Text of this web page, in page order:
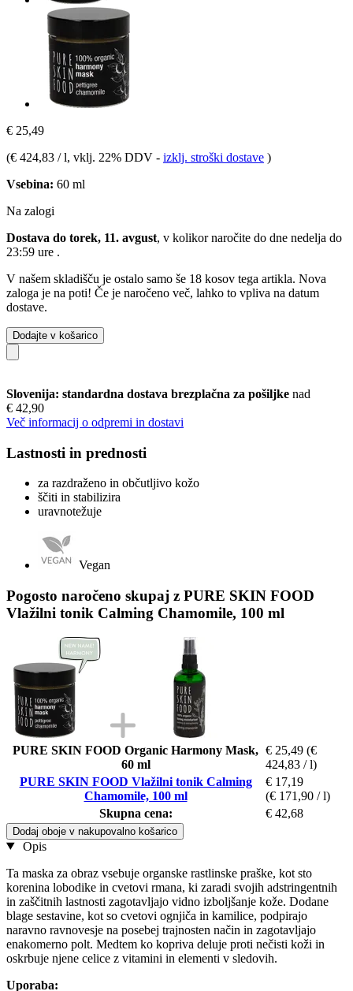
€ 25,49
(€ 424,83 / l, vklj. 22% DDV - izklj. stroški dostave )
Vsebina: 60 ml
Na zalogi
Dostava do torek, 11. avgust, v kolikor naročite do dne nedelja do
23:59 ure .
V našem skladišču je ostalo samo še 18 kosov tega artikla. Nova
zaloga je na poti! Če je naročeno več, lahko to vpliva na datum
dostave.
Dodajte v košarico
Slovenija: standardna dostava brezplačna za pošiljke nad
€ 42,90
Več informacij o odpremi in dostavi
Lastnosti in prednosti
za razdraženo in občutljivo kožo
ščiti in stabilizira
uravnotežuje
Vegan
Pogosto naročeno skupaj z PURE SKIN FOOD
Vlažilni tonik Calming Chamomile, 100 ml
PURE SKIN FOOD Organic Harmony Mask,
60 ml
€ 25,49 (€
424,83 / l)
PURE SKIN FOOD Vlažilni tonik Calming
Chamomile, 100 ml
€ 17,19
(€ 171,90 / l)
Skupna cena:
€ 42,68
Dodaj oboje v nakupovalno košarico
Opis
Ta maska za obraz vsebuje organske rastlinske praške, kot sto
korenina lobodike in cvetovi rmana, ki zaradi svojih adstringentnih
in zaščitnih lastnosti zagotavljajo vidno izboljšanje kože. Dodane
blage sestavine, kot so cvetovi ognjiča in kamilice, podpirajo
naravno ravnovesje na posebej trajnosten način in zagotavljajo
enakomerno polt. Medtem ko kopriva deluje proti nečisti koži in
oskrbuje njene celice z vitamini in elementi v sledovih.
Uporaba: